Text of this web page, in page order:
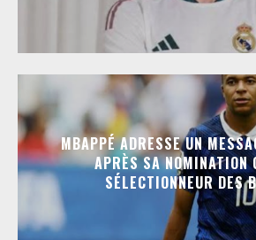
MBAPPÉ ADRESSE UN
APRÈS SA NOMINATION
SÉLECTIONNEUR DES